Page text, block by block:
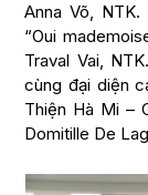
Anna Võ,
“Oui
Traval Vai,
cùng đại diện
Thiện Hà Mi –
Domitille De